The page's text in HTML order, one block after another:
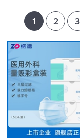
1 2 3